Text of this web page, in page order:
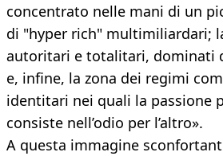
concentrato nelle mani di un
di "hyper rich" multimiliardari;
autoritari e totalitari, dominati
e, infine, la zona dei regimi
identitari nei quali la passione
consiste nell’odio per l’altro».
A questa immagine